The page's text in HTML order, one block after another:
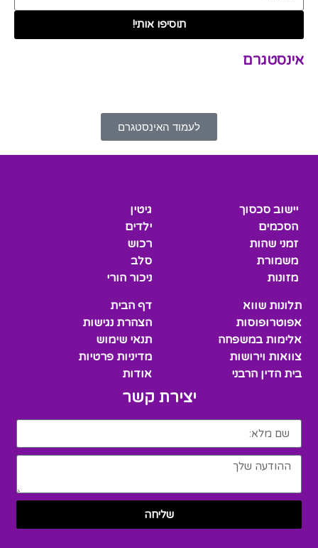
תוסיפו אותי!
אינסטגרם
לעמוד האינסטגרם
יישוב סכסוך
הסכמים
זמני שהות
משמורת
מזונות
גיטין
ילדים
רכוש
סלב
ניכור הורי
תלונות שווא
אפוטרופוסות
אלימות במשפחה
צוואות וירושות
בית הדין הרבני
דף הבית
הצהרת נגישות
תנאי שימוש
מדיניות פרטיות
אודות
יצירת קשר
שליחה